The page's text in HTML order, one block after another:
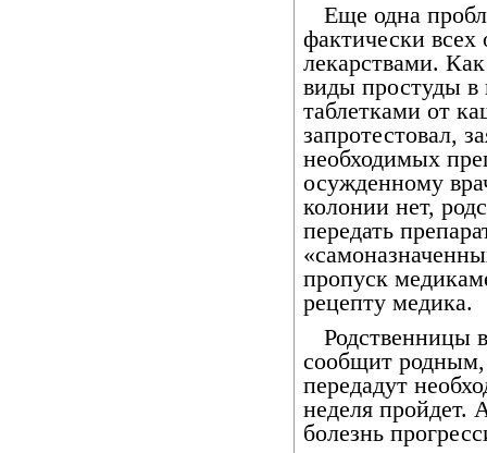
Еще одна
фактически
лекарствами.
виды простуды в
таблетками от
запротестовал,
необходимых
осужденному
колонии нет,
передать
пропуск
рецепту медика.
Родственницы
сообщит
передадут
неделя пройдет.
болезнь